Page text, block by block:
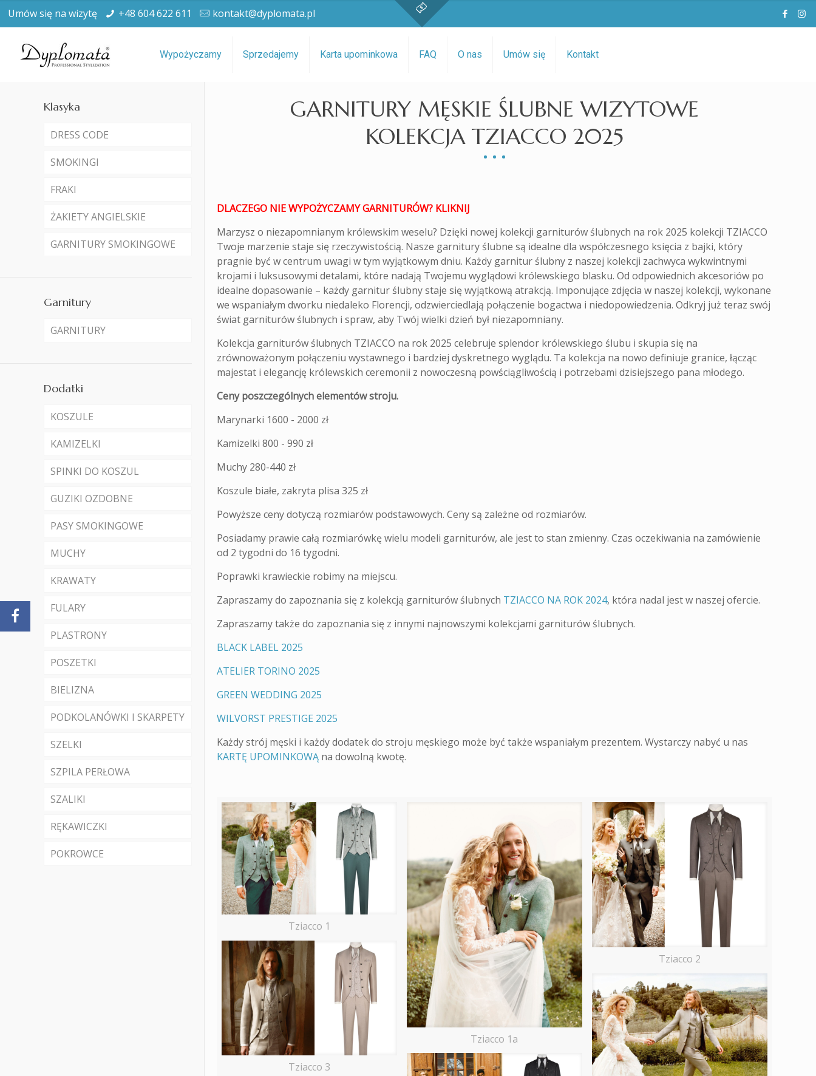
Umów się na wizytę +48 604 622 611 kontakt@dyplomata.pl
Wypożyczamy Sprzedajemy Karta upominkowa FAQ O nas Umów się Kontakt
GARNITURY MĘSKIE ŚLUBNE WIZYTOWE
KOLEKCJA TZIACCO 2025
DLACZEGO NIE WYPOŻYCZAMY GARNITURÓW? KLIKNIJ
Marzysz o niezapomnianym królewskim weselu? Dzięki nowej kolekcji garniturów ślubnych na rok 2025 kolekcji TZIACCO
Twoje marzenie staje się rzeczywistością. Nasze garnitury ślubne są idealne dla współczesnego księcia z bajki, który
pragnie być w centrum uwagi w tym wyjątkowym dniu. Każdy garnitur ślubny z naszej kolekcji zachwyca wykwintnymi
krojami i luksusowymi detalami, które nadają Twojemu wyglądowi królewskiego blasku. Od odpowiednich akcesoriów po
idealne dopasowanie – każdy garnitur ślubny staje się wyjątkową atrakcją. Imponujące zdjęcia w naszej kolekcji, wykonane
we wspaniałym dworku niedaleko Florencji, odzwierciedlają połączenie bogactwa i niedopowiedzenia. Odkryj już teraz swój
świat garniturów ślubnych i spraw, aby Twój wielki dzień był niezapomniany.
Kolekcja garniturów ślubnych TZIACCO na rok 2025 celebruje splendor królewskiego ślubu i skupia się na
zrównoważonym połączeniu wystawnego i bardziej dyskretnego wyglądu. Ta kolekcja na nowo definiuje granice, łącząc
majestat i elegancję królewskich ceremonii z nowoczesną powściągliwością i potrzebami dzisiejszego pana młodego.
Ceny poszczególnych elementów stroju.
Marynarki 1600 - 2000 zł
Kamizelki 800 - 990 zł
Muchy 280-440 zł
Koszule białe, zakryta plisa 325 zł
Powyższe ceny dotyczą rozmiarów podstawowych. Ceny są zależne od rozmiarów.
Posiadamy prawie całą rozmiarówkę wielu modeli garniturów, ale jest to stan zmienny. Czas oczekiwania na zamówienie
od 2 tygodni do 16 tygodni.
Poprawki krawieckie robimy na miejscu.
Zapraszamy do zapoznania się z kolekcją garniturów ślubnych TZIACCO NA ROK 2024, która nadal jest w naszej ofercie.
Zapraszamy także do zapoznania się z innymi najnowszymi kolekcjami garniturów ślubnych.
BLACK LABEL 2025
ATELIER TORINO 2025
GREEN WEDDING 2025
WILVORST PRESTIGE 2025
Każdy strój męski i każdy dodatek do stroju męskiego może być także wspaniałym prezentem. Wystarczy nabyć u nas
KARTĘ UPOMINKOWĄna dowolną kwotę.
Tziacco 1
Tziacco 1a
Tziacco 2
Tziacco 3
Klasyka
DRESS CODE
SMOKINGI
FRAKI
ŻAKIETY ANGIELSKIE
GARNITURY SMOKINGOWE
Garnitury
GARNITURY
Dodatki
KOSZULE
KAMIZELKI
SPINKI DO KOSZUL
GUZIKI OZDOBNE
PASY SMOKINGOWE
MUCHY
KRAWATY
FULARY
PLASTRONY
POSZETKI
BIELIZNA
PODKOLANÓWKI I SKARPETY
SZELKI
SZPILA PERŁOWA
SZALIKI
RĘKAWICZKI
POKROWCE